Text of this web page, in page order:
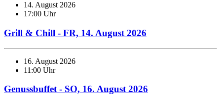
14. August 2026
17:00 Uhr
Grill & Chill - FR, 14. August 2026
16. August 2026
11:00 Uhr
Genussbuffet - SO, 16. August 2026